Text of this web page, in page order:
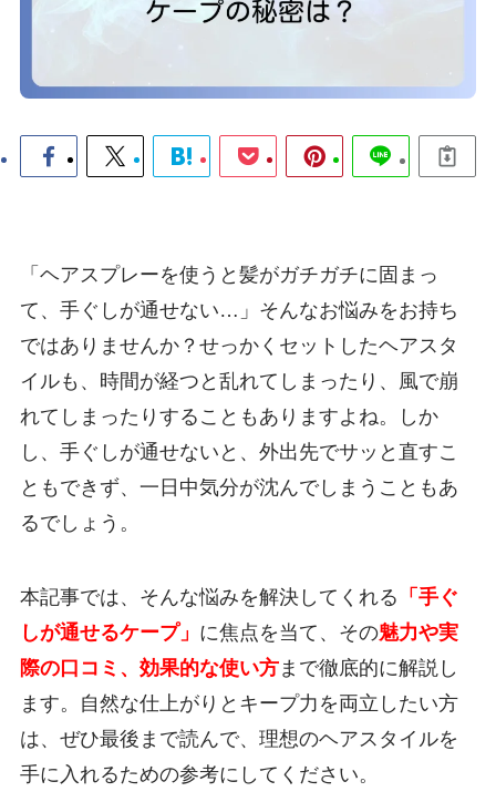
「ヘアスプレーを使うと髪がガチガチに固まっ
て、手ぐしが通せない…」そんなお悩みをお持ち
ではありませんか？せっかくセットしたヘアスタ
イルも、時間が経つと乱れてしまったり、風で崩
れてしまったりすることもありますよね。しか
し、手ぐしが通せないと、外出先でサッと直すこ
ともできず、一日中気分が沈んでしまうこともあ
るでしょう。
本記事では、そんな悩みを解決してくれる 「手ぐ
しが通せるケープ」 に焦点を当て、その魅力や実
際の口コミ、効果的な使い方まで徹底的に解説し
ます。自然な仕上がりとキープ力を両立したい方
は、ぜひ最後まで読んで、理想のヘアスタイルを
手に入れるための参考にしてください。